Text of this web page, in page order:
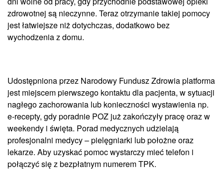
zdrowotnej są nieczynne. Teraz otrzymanie takiej pomocy
jest łatwiejsze niż dotychczas, dodatkowo bez
wychodzenia z domu.
Udostępniona przez Narodowy Fundusz Zdrowia platforma
jest miejscem pierwszego kontaktu dla pacjenta, w sytuacji
nagłego zachorowania lub konieczności wystawienia np.
e-recepty, gdy poradnie POZ już zakończyły pracę oraz w
weekendy i święta. Porad medycznych udzielają
profesjonalni medycy – pielęgniarki lub położne oraz
lekarze. Aby uzyskać pomoc wystarczy mieć telefon i
połączyć się z bezpłatnym numerem TPK.